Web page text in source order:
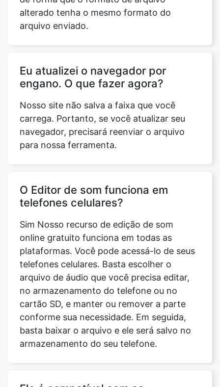
Eu atualizei o navegador por
carrega. Portanto, se você atualizar seu
navegador, precisará reenviar o arquivo
para nossa ferramenta.
O Editor de som funciona em
online gratuito funciona em todas as
plataformas. Você pode acessá-lo de seus
telefones celulares. Basta escolher o
arquivo de áudio que você precisa editar,
no armazenamento do telefone ou no
cartão SD, e manter ou remover a parte
conforme sua necessidade. Em seguida,
basta baixar o arquivo e ele será salvo no
armazenamento do seu telefone.
Ele é compatível com as